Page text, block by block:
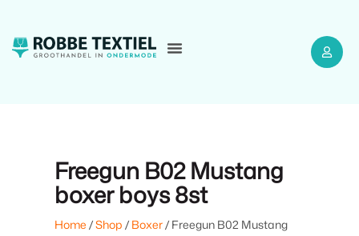
Freegun B02 Mustang
boxer boys 8st
Home /Shop / Boxer/ Freegun B02 Mustang